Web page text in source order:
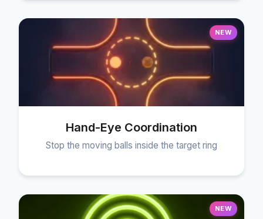
NEW
Hand-Eye Coordination
Stop the moving balls inside the target ring
NEW